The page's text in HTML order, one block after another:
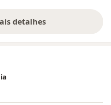
detalhes
sobre a experiência